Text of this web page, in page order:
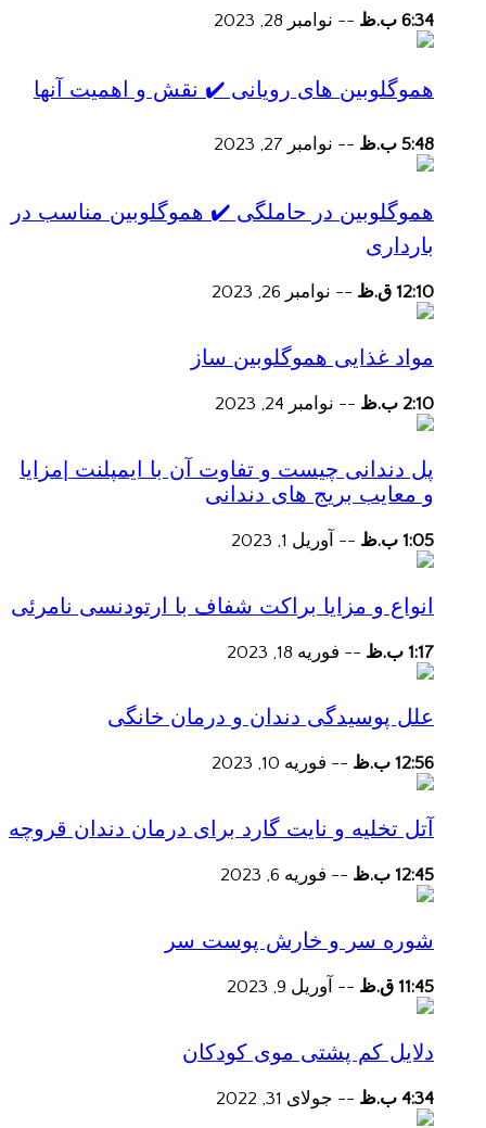
6:34 ب.ظ -- نوامبر 28, 2023
هموگلوبین های رویانی ✔️ نقش و اهمیت آنها
5:48 ب.ظ -- نوامبر 27, 2023
هموگلوبین در حاملگی ✔️ هموگلوبین مناسب در
بارداری
12:10 ق.ظ -- نوامبر 26, 2023
مواد غذایی هموگلوبین ساز
2:10 ب.ظ -- نوامبر 24, 2023
پل دندانی چیست و تفاوت آن با ایمپلنت |مزایا
و معایب بریج های دندانی
1:05 ب.ظ -- آوریل 1, 2023
انواع و مزایا براکت شفاف با ارتودنسی نامرئی
1:17 ب.ظ -- فوریه 18, 2023
علل پوسیدگی دندان و درمان خانگی
12:56 ب.ظ -- فوریه 10, 2023
آتل تخلیه و نایت گارد برای درمان دندان قروچه
12:45 ب.ظ -- فوریه 6, 2023
شوره سر و خارش پوست سر
11:45 ق.ظ -- آوریل 9, 2023
دلایل کم پشتی موی کودکان
4:34 ب.ظ -- جولای 31, 2022